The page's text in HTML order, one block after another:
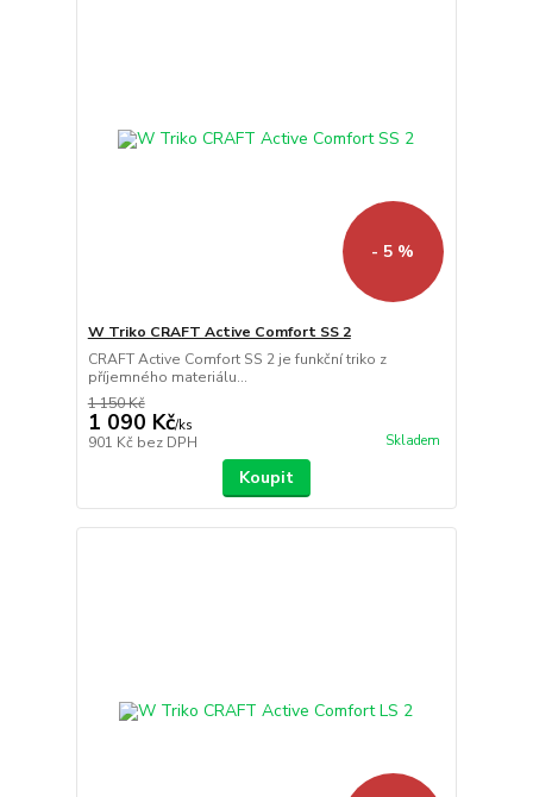
- 5 %
W Triko CRAFT Active Comfort SS 2
CRAFT Active Comfort SS 2 je funkční triko z
příjemného materiálu...
1 150 Kč
1 090 Kč/ks
901 Kč bez DPH Skladem
Koupit